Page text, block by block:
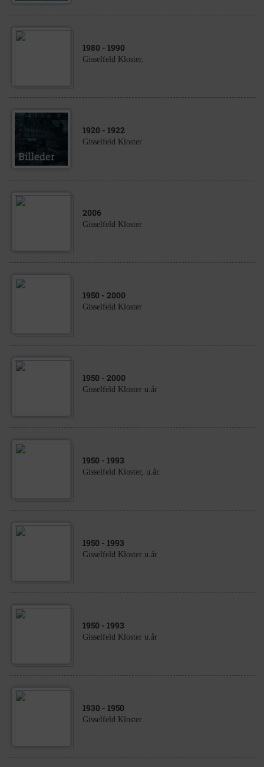
1980 - 1990
Gisselfeld Kloster.
1920 - 1922
Gisselfeld Kloster
2006
Gisselfeld Kloster
1950 - 2000
Gisselfeld Kloster
1950 - 2000
Gisselfeld Kloster u.år
1950 - 1993
Gisselfeld Kloster, u.år.
1950 - 1993
Gisselfeld Kloster u.år
1950 - 1993
Gisselfeld Kloster u.år
1930 - 1950
Gisselfeld Kloster